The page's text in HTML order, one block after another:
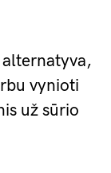
vynioti
už sūrio